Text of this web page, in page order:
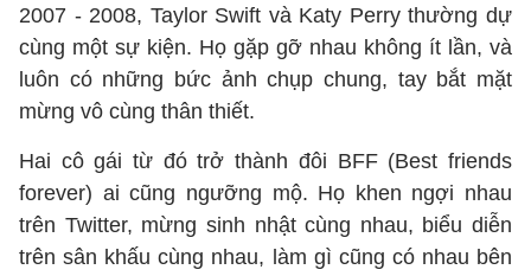
2007 - 2008, Taylor Swift và Katy Perry thường dự
cùng một sự kiện. Họ gặp gỡ nhau không ít lần, và
luôn có những bức ảnh chụp chung, tay bắt mặt
mừng vô cùng thân thiết.
Hai cô gái từ đó trở thành đôi BFF (Best friends
forever) ai cũng ngưỡng mộ. Họ khen ngợi nhau
trên Twitter, mừng sinh nhật cùng nhau, biểu diễn
trên sân khấu cùng nhau, làm gì cũng có nhau bên